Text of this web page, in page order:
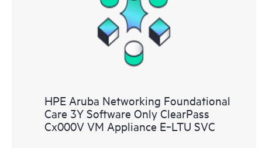
HPE Aruba Networking Foundational
Care 3Y Software Only ClearPass
Cx000V VM Appliance E‑LTU SVC